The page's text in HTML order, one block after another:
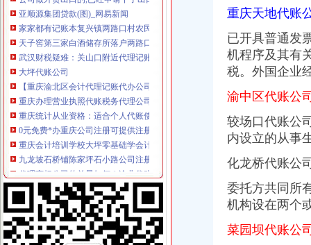
家家都有记账本复兴镇两路口村农民养猪实行成本核算-300,11,3,迅
天子窖第三家白酒储存所落户两路口_网易财经
武汉财税疑难：关山口附近代理记账200元起,珞喻路注册公司装订账-
大坪代账公司
【重庆渝北区会计代理记账代办公司,价比选亿源财税】价
重庆办理营业执照代账税务代理公司注册可提供地址-直辖市重庆专利
重庆统计从业资格：适合个人代账使用财务软件_960教育_金蝶KIS-
0元免费*办重庆公司注册可提供注册地址重庆慢牛专业服务-重庆公司
重庆会计培训学校大坪零基础学会计可以吗
九龙坡石桥铺陈家坪石小路公司注册-代账会计服务-爱喇叭网
代理商标公司的前景如何？渝北代账公司电话？
重庆渝中小微企业登记2219户发展态势良好_网易新闻
重庆帅博工商_代办分公司注册_分公司注销_代理记账_重庆进出口许
重庆沙坪坝#代理记账#公司注册#营业执照代办#代办执照-百姓网
渝中区代账公司流程
江岸区会计代账公司【2016企业税务详细流程请指点】-商务服务-信
关于横竖-重庆横竖房地产顾问有限公司
重庆天地代账
已开具普通发
机程序及其有
税。外国企业
渝中区代账公
较场口代账公
内设立的从事
化龙桥代账公
委托方共同所
机构设在两个
菜园坝代账公